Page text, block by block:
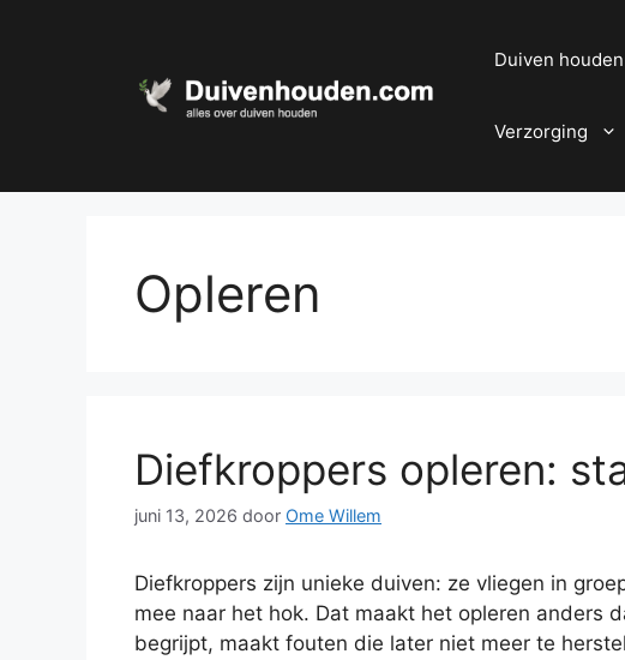
Duiven houden
Verzorging
Opleren
Diefkroppers opleren:
juni 13, 2026 door Ome Willem
Diefkroppers zijn unieke duiven: ze vliegen in
mee naar het hok. Dat maakt het opleren anders
begrijpt, maakt fouten die later niet meer te